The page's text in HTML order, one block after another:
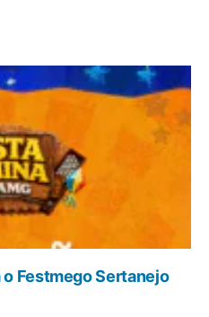
Festmego Sertanejo